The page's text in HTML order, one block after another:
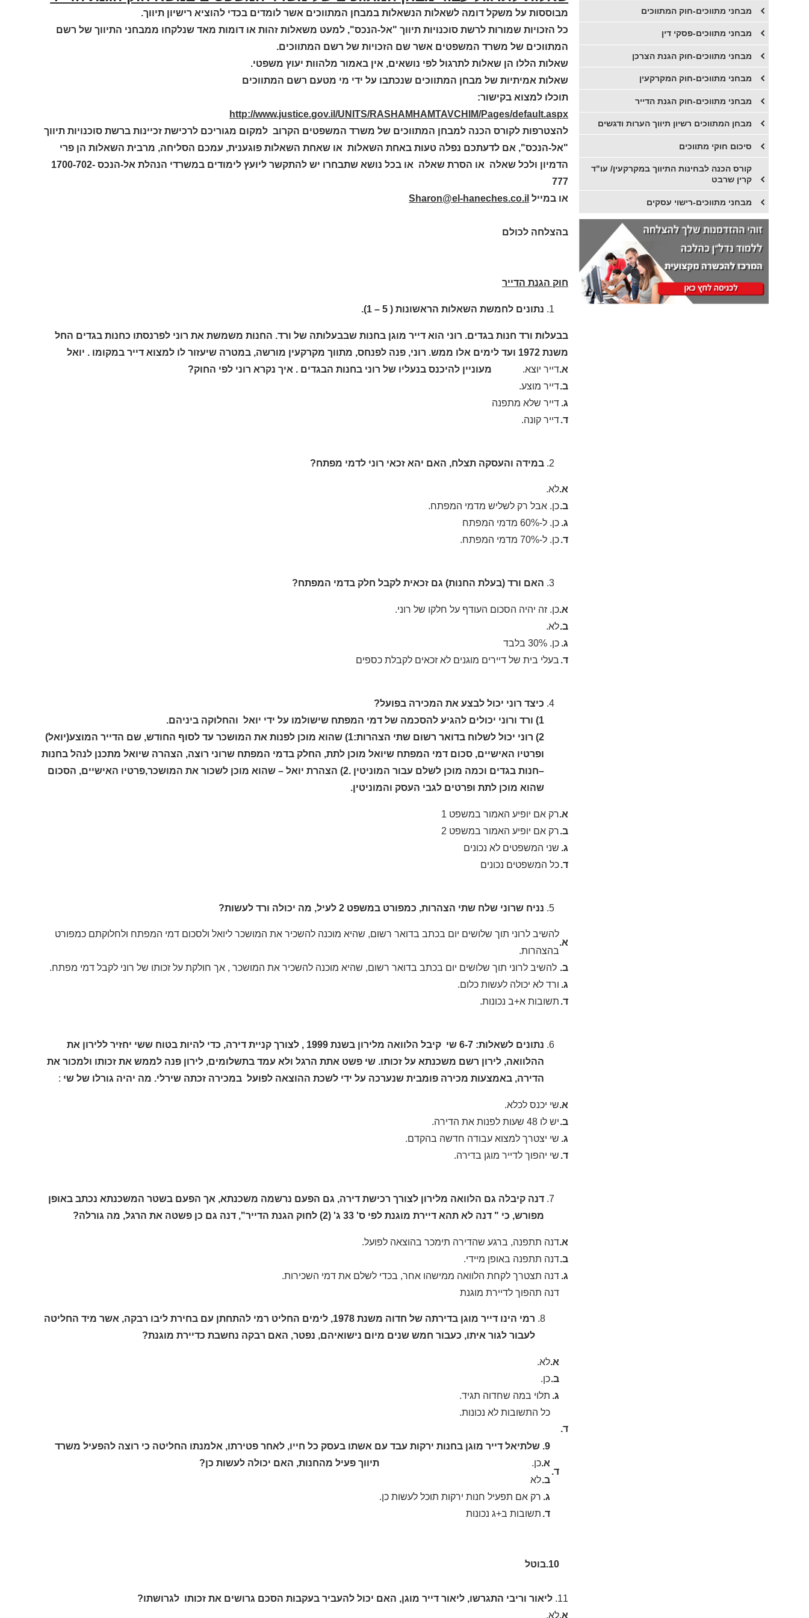
מבוססות על משקל דומה לשאלות הנשאלות במבחן המתווכים אשר לומדים בכדי להוציא רישיון תיווך.
כל הזכויות שמורות לרשת סוכנויות תיווך "אל-הנכס", למעט משאלות זהות או דומות מאד שנלקחו ממבחני התיווך של רשם
המתווכים של משרד המשפטים אשר שם הזכויות של רשם המתווכים.
שאלות הללו הן שאלות לתרגול לפי נושאים, אין באמור מלהוות יעוץ משפטי.
שאלות אמיתיות של מבחן המתווכים שנכתבו על ידי מי מטעם רשם המתווכים
תוכלו למצוא בקישור:
http://www.justice.gov.il/UNITS/RASHAMHAMTAVCHIM/Pages/default.aspx
להצטרפות לקורס הכנה למבחן המתווכים של משרד המשפטים הקרוב למקום מגוריכם לרכישת זכיינות ברשת סוכנויות תיווך
"אל-הנכס", אם לדעתכם נפלה טעות באחת השאלות או שאחת השאלות פוגענית, עמכם הסליחה, מרבית השאלות הן פרי
הדמיון ולכל שאלה או הסרת שאלה או בכל נושא שתבחרו יש להתקשר ליועץ לימודים במשרדי הנהלת אל-הנכס 1700-702-
777
או במייל Sharon@el-haneches.co.il
בהצלחה לכולם
חוק הגנת הדייר
נתונים לחמשת השאלות הראשונות ( 5 – 1).
בבעלות ורד חנות בגדים. רוני הוא דייר מוגן בחנות שבבעלותה של ורד. החנות משמשת את רוני לפרנסתו כחנות בגדים החל
משנת 1972 ועד לימים אלו ממש. רוני, פנה לפנחס, מתווך מקרקעין מורשה, במטרה שיעזור לו למצוא דייר במקומו . יואל
מעוניין להיכנס בנעליו של רוני בחנות הבגדים . איך נקרא רוני לפי החוק? א.דייר יוצא.
ב.דייר מוצע.
ג. דייר שלא מתפנה
ד.דייר קונה.
במידה והעסקה תצלח, האם יהא זכאי רוני לדמי מפתח?
א.לא.
ב.כן. אבל רק לשליש מדמי המפתח.
ג. כן. ל-60% מדמי המפתח
ד.כן. ל-70% מדמי המפתח.
האם ורד (בעלת החנות) גם זכאית לקבל חלק בדמי המפתח?
א.כן. זה יהיה הסכום העודף על חלקו של רוני.
ב.לא.
ג. כן. 30% בלבד
ד. בעלי בית של דיירים מוגנים לא זכאים לקבלת כספים
כיצד רוני יכול לבצע את המכירה בפועל?
1) ורד ורוני יכולים להגיע להסכמה של דמי המפתח שישולמו על ידי יואל והחלוקה ביניהם.
2) רוני יכול לשלוח בדואר רשום שתי הצהרות:1) שהוא מוכן לפנות את המושכר עד לסוף החודש, שם הדייר המוצע(יואל)
ופרטיו האישיים, סכום דמי המפתח שיואל מוכן לתת, החלק בדמי המפתח שרוני רוצה, הצהרה שיואל מתכנן לנהל בחנות
–חנות בגדים וכמה מוכן לשלם עבור המוניטין
.2) הצהרת יואל – שהוא מוכן לשכור את המושכר,פרטיו האישיים, הסכום
שהוא מוכן לתת ופרטים לגבי העסק והמוניטין.
א.רק אם יופיע האמור במשפט 1
ב.רק אם יופיע האמור במשפט 2
ג. שני המשפטים לא נכונים
ד.כל המשפטים נכונים
נניח שרוני שלח שתי הצהרות, כמפורט במשפט 2 לעיל, מה יכולה ורד לעשות?
א.
להשיב לרוני תוך שלושים יום בכתב בדואר רשום, שהיא מוכנה להשכיר את המושכר ליואל ולסכום דמי המפתח ולחלוקתם כמפורט
בהצהרות.
ב. להשיב לרוני תוך שלושים יום בכתב בדואר רשום, שהיא מוכנה להשכיר את המושכר , אך חולקת על זכותו של רוני לקבל דמי מפתח.
ג. ורד לא יכולה לעשות כלום.
ד. תשובות א+ב נכונות.
נתונים לשאלות: 6-7 שי קיבל הלוואה מלירון בשנת 1999 , לצורך קניית דירה, כדי להיות בטוח ששי יחזיר ללירון את
ההלוואה, לירון רשם משכנתא על זכותו. שי פשט אתת הרגל ולא עמד בתשלומים, לירון פנה לממש את זכותו ולמכור את
הדירה, באמצעות מכירה פומבית שנערכה על ידי לשכת ההוצאה לפועל במכירה זכתה שירלי. מה יהיה גורלו של שי :
א.שי יכנס לכלא.
ב.יש לו 48 שעות לפנות את הדירה.
ג. שי יצטרך למצוא עבודה חדשה בהקדם.
ד. שי יהפוך לדייר מוגן בדירה.
דנה קיבלה גם הלוואה מלירון לצורך רכישת דירה, גם הפעם נרשמה משכנתא, אך הפעם בשטר המשכנתא נכתב באופן
מפורש, כי " דנה לא תהא דיירת מוגנת לפי ס' 33 ג' (2) לחוק הגנת הדייר", דנה גם כן פשטה את הרגל, מה גורלה?
א.דנה תתפנה, ברגע שהדירה תימכר בהוצאה לפועל.
ב.דנה תתפנה באופן מיידי.
ג. דנה תצטרך לקחת הלוואה ממישהו אחר, בכדי לשלם את דמי השכירות.
ד.
דנה תהפוך לדיירת מוגנת
רמי הינו דייר מוגן בדירתה של חדוה משנת 1978, לימים החליט רמי להתחתן עם בחירת ליבו רבקה, אשר מיד החליטה
לעבור לגור איתו, כעבור חמש שנים מיום נישואיהם, נפטר, האם רבקה נחשבת כדיירת מוגנת?
א.לא.
ב.כן.
ג. תלוי במה שחדוה תגיד.
ד.
כל התשובות לא נכונות.
9. שלתיאל דייר מוגן בחנות ירקות עבד עם אשתו בעסק כל חייו, לאחר פטירתו, אלמנתו החליטה כי רוצה להפעיל משרד
תיווך פעיל מהחנות, האם יכולה לעשות כן?
א.כן.
ב.לא
ג. רק אם תפעיל חנות ירקות תוכל לעשות כן.
ד. תשובות ב+ג נכונות
10.בוטל
11. ליאור וריבי התגרשו, ליאור דייר מוגן, האם יכול להעביר בעקבות הסכם גרושים את זכותו לגרושתו?
א.לא.
מבחני מתווכים-חוק המתווכים
מבחני מתווכים-פסקי דין
מבחני מתווכים-חוק הגנת הצרכן
מבחני מתווכים-חוק המקרקעין
מבחני מתווכים-חוק הגנת הדייר
מבחן המתווכים רשיון תיווך הערות ודגשים
סיכום חוקי מתווכים
​קורס הכנה לבחינות התיווך במקרקעין/ עו"ד
קרין שרבט
מבחני מתווכים-רישוי עסקים